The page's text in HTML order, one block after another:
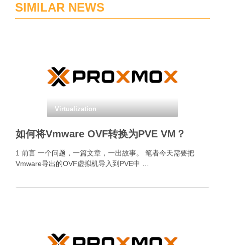
SIMILAR NEWS
Virtualization
如何将Vmware OVF转换为PVE VM？
1 前言 一个问题，一篇文章，一出故事。 笔者今天需要把
Vmware导出的OVF虚拟机导入到PVE中 …